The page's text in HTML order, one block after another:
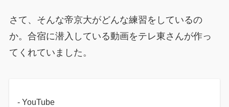
さて、そんな帝京大がどんな練習をしているの
か。合宿に潜入している動画をテレ東さんが作っ
てくれていました。
- YouTube